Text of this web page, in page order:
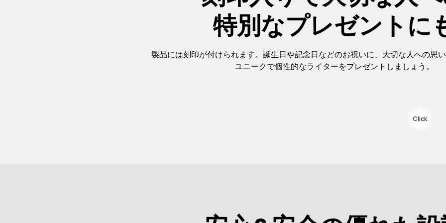
特別なプレゼントに
製品には刻印が付けられます。誕生日や記念日などのお祝いに、大切な人への思
ユニークで個性的なライターをプレゼントしましょう。
Click